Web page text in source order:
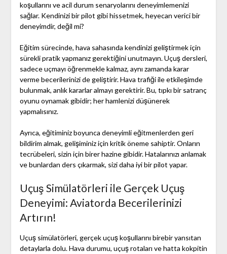
koşullarını ve acil durum senaryolarını deneyimlemenizi
sağlar. Kendinizi bir pilot gibi hissetmek, heyecan verici bir
deneyimdir, değil mi?
Eğitim sürecinde, hava sahasında kendinizi geliştirmek için
sürekli pratik yapmanız gerektiğini unutmayın. Uçuş dersleri,
sadece uçmayı öğrenmekle kalmaz, aynı zamanda karar
verme becerilerinizi de geliştirir. Hava trafiği ile etkileşimde
bulunmak, anlık kararlar almayı gerektirir. Bu, tıpkı bir satranç
oyunu oynamak gibidir; her hamlenizi düşünerek
yapmalısınız.
Ayrıca, eğitiminiz boyunca deneyimli eğitmenlerden geri
bildirim almak, gelişiminiz için kritik öneme sahiptir. Onların
tecrübeleri, sizin için birer hazine gibidir. Hatalarınızı anlamak
ve bunlardan ders çıkarmak, sizi daha iyi bir pilot yapar.
Uçuş Simülatörleri ile Gerçek Uçuş
Deneyimi: Aviatorda Becerilerinizi
Artırın!
Uçuş simülatörleri, gerçek uçuş koşullarını birebir yansıtan
detaylarla dolu. Hava durumu, uçuş rotaları ve hatta kokpitin